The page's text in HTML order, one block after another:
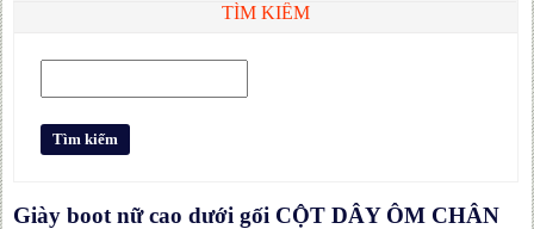
TÌM KIẾM
Giày boot nữ cao dưới gối CỘT DÂY ÔM CHÂN